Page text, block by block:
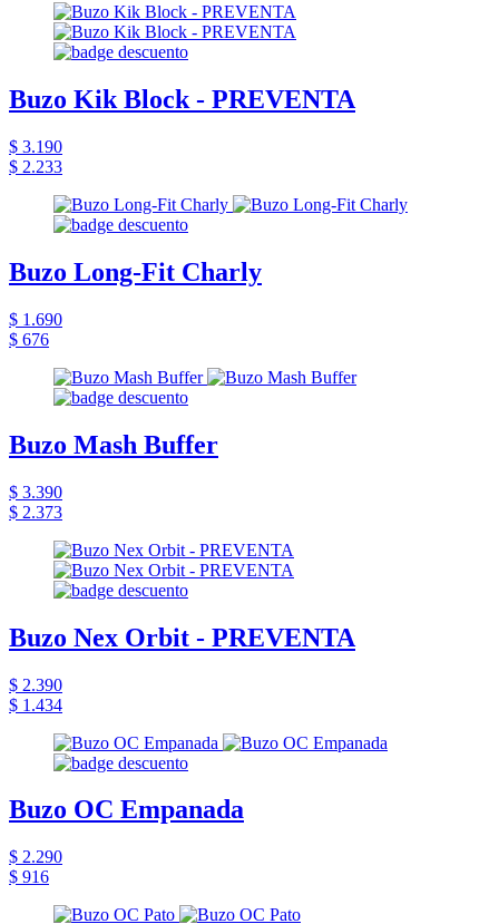
Buzo Kik Block - PREVENTA
$ 3.190
$ 2.233
Buzo Long-Fit Charly
$ 1.690
$ 676
Buzo Mash Buffer
$ 3.390
$ 2.373
Buzo Nex Orbit - PREVENTA
$ 2.390
$ 1.434
Buzo OC Empanada
$ 2.290
$ 916